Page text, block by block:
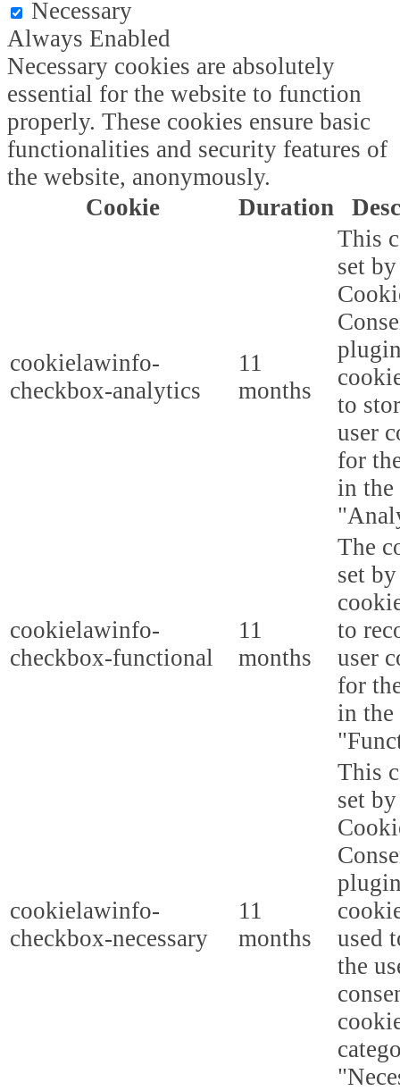
Necessary
Always Enabled
Necessary cookies are absolutely
essential for the website to function
properly. These cookies ensure basic
functionalities and security features of
the website, anonymously.
Cookie
Duration
cookielawinfo-
checkbox-analytics
11
months
This
set
to
user
for
in the
cookielawinfo-
checkbox-functional
11
months
The
set
to
user
for
in the
cookielawinfo-
checkbox-necessary
11
months
This
set
used
the